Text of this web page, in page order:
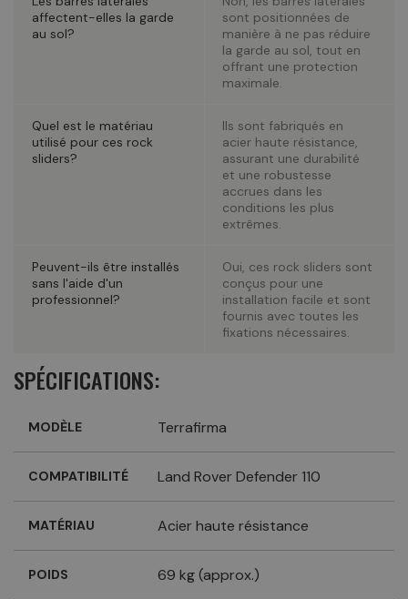
affectent-elles la garde
au sol?
sont positionnées de
manière à ne pas réduire
la garde au sol, tout en
offrant une protection
maximale.
Quel est le matériau
utilisé pour ces rock
sliders?
Ils sont fabriqués en
acier haute résistance,
assurant une durabilité
et une robustesse
accrues dans les
conditions les plus
extrêmes.
Peuvent-ils être installés
sans l'aide d'un
professionnel?
Oui, ces rock sliders sont
conçus pour une
installation facile et sont
fournis avec toutes les
fixations nécessaires.
SPÉCIFICATIONS:
MODÈLE Terrafirma
COMPATIBILITÉ Land Rover Defender 110
MATÉRIAU Acier haute résistance
POIDS 69 kg (approx.)